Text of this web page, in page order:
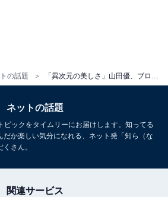
の話題
ネットの話題
ピックをタイムリーにお届けします。知ってる
か楽しい気分になれる、ネット発「知ら（な
さん。
関連サービス